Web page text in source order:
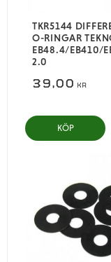
TKR5144
O-RINGAR
EB48.4/EB410/
2.0
39,00 KR
KÖP